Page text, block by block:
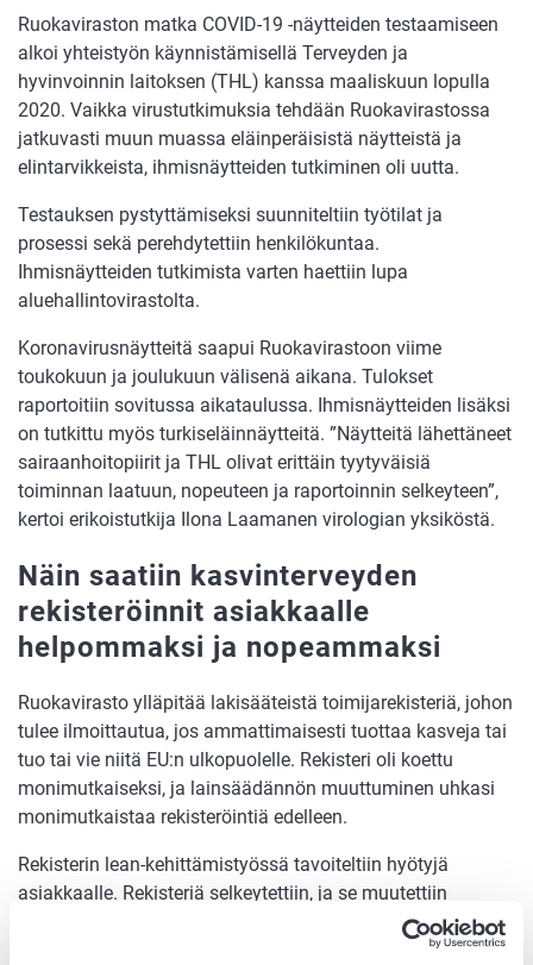
Ruokaviraston matka COVID-19 -näytteiden testaamiseen
alkoi yhteistyön käynnistämisellä Terveyden ja
hyvinvoinnin laitoksen (THL) kanssa maaliskuun lopulla
2020. Vaikka virustutkimuksia tehdään Ruokavirastossa
jatkuvasti muun muassa eläinperäisistä näytteistä ja
elintarvikkeista, ihmisnäytteiden tutkiminen oli uutta.
Testauksen pystyttämiseksi suunniteltiin työtilat ja
prosessi sekä perehdytettiin henkilökuntaa.
Ihmisnäytteiden tutkimista varten haettiin lupa
aluehallintovirastolta.
Koronavirusnäytteitä saapui Ruokavirastoon viime
toukokuun ja joulukuun välisenä aikana. Tulokset
raportoitiin sovitussa aikataulussa. Ihmisnäytteiden lisäksi
on tutkittu myös turkiseläinnäytteitä. ”Näytteitä lähettäneet
sairaanhoitopiirit ja THL olivat erittäin tyytyväisiä
toiminnan laatuun, nopeuteen ja raportoinnin selkeyteen”,
kertoi erikoistutkija Ilona Laamanen virologian yksiköstä.
Näin saatiin kasvinterveyden
rekisteröinnit asiakkaalle
helpommaksi ja nopeammaksi
Ruokavirasto ylläpitää lakisääteistä toimijarekisteriä, johon
tulee ilmoittautua, jos ammattimaisesti tuottaa kasveja tai
tuo tai vie niitä EU:n ulkopuolelle. Rekisteri oli koettu
monimutkaiseksi, ja lainsäädännön muuttuminen uhkasi
monimutkaistaa rekisteröintiä edelleen.
Rekisterin lean-kehittämistyössä tavoiteltiin hyötyjä
asiakkaalle. Rekisteriä selkeytettiin, ja se muutettiin
sähköiseksi asiointipalveluksi. Palvelu ohjaa käyttäjää
eteenpäin, mikä helpottaa tietojen täyttämistä. Rekisteriä